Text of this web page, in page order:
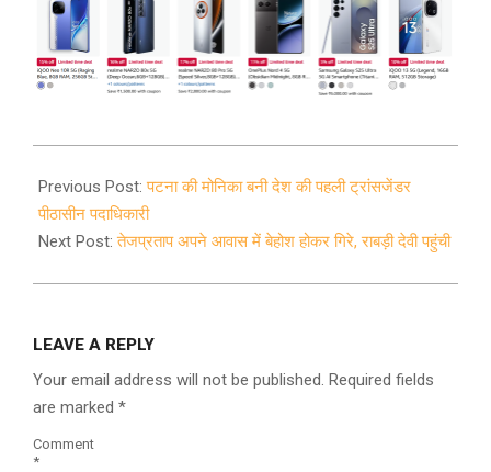
10-
03
Previous Post:पटना की मोनिका बनी देश की पहली ट्रांसजेंडर
पीठासीन पदाधिकारी
Next Post:तेजप्रताप अपने आवास में बेहोश होकर गिरे, राबड़ी देवी पहुंची
LEAVE A REPLY
Your email address will not be published. Required fields
are marked *
Comment
*